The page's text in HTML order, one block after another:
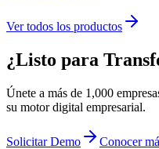
Ver todos los productos
¿Listo para
Únete a más de 1,000
su motor digital empresarial.
Solicitar Demo Conocer